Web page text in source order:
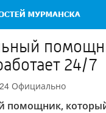
24/7
Официально
помощник, который